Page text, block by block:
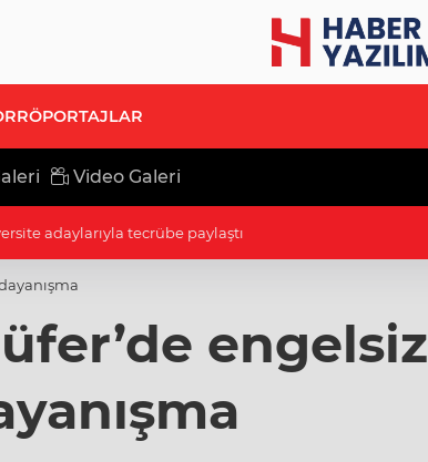
RÖPORTAJLAR
Video Galeri
MEB'e ziyaret
engelsiz